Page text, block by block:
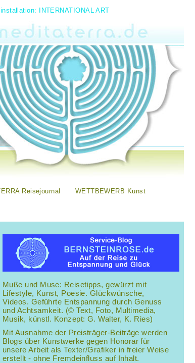
INTERNATIONAL ART
Reisejournal WETTBEWERB Kunst
Muße und Muse: Reisetipps, gewürzt mit
Lifestyle, Kunst, Poesie. Glückwünsche,
Videos. Geführte Entspannung durch Genuss
und Achtsamkeit. (© Text, Foto, Multimedia,
Musik, künstl. Konzept: G. Walter, K. Ries)
Mit Ausnahme der Preisträger-Beiträge werden
Blogs über Kunstwerke gegen Honorar für
unsere Arbeit als Texter/Grafiker in freier Weise
erstellt - ohne Fremdeinfluss auf Inhalt.